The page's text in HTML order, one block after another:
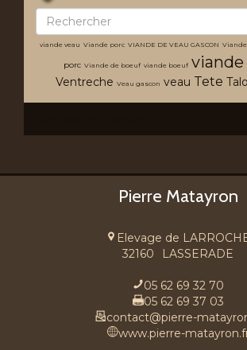
viande veau Viande porc VIANDE DE VEAU GASCON Viande
porc Viande de boeuf viande boeuf viande
Ventreche Veau gascon veau Tete
Pierre Matayron
Elevage de
32160
LASSERADE
05 62 69 32 70
05 62 69 37 03
contact@pierre-
www.pierre-